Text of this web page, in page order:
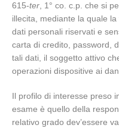
615-ter , 1° co. c.p. che si
illecita, mediante la quale
dati personali riservati e
carta di credito, password,
tali dati, il soggetto attivo
operazioni dispositive ai
Il profilo di interesse preso
esame è quello della
relativo grado dev’essere